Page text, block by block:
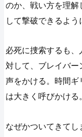
のか、戦い方を理解
して撃破できるよう
必死に捜索するも
対して、ブレイバー
声をかける。時間ギ
は大きく呼びかける
なぜかついてきて